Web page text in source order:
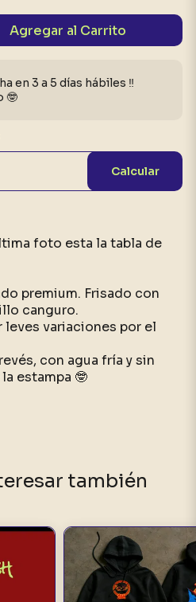
Agregar al Carrito
en 3 a 5 días hábiles ‼️
🤓
Calcular
foto esta la tabla de
premium. Frisado con
canguro.
leves variaciones por el
con agua fría y sin
estampa 🤓
también